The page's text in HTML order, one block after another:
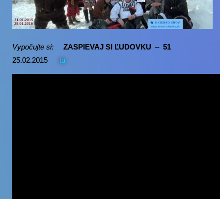
Vypočujte si: ZASPIEVAJ SI ĽUDOVKU –51
25.02.2015 tu